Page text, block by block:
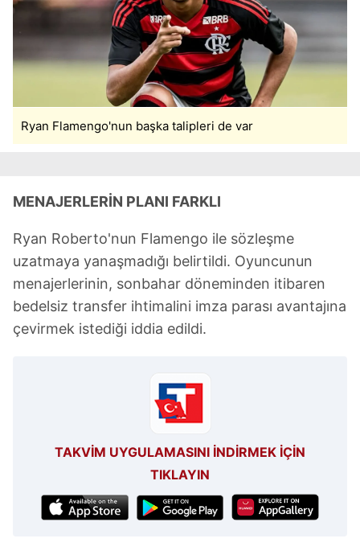
için Ayarlar butonuna tıklayabilir,Çerez Bilgilendirme
Metnimizi
ziyaret edebilirsiniz.
6698 sayılı Kişisel Verilerin Korunması Kanunu uyarınca
hazırlanmış Aydınlatma Metnimizi okumak ve sitemizde
ilgili mevzuata uygun olarak kullanılan çerezlerle ilgili bilgi
almak için lütfentıklayınız.
Ryan Flamengo'nun başka talipleri de var
MENAJERLERİN PLANI FARKLI
Ryan Roberto'nun Flamengo ile sözleşme
uzatmaya yanaşmadığı belirtildi. Oyuncunun
menajerlerinin, sonbahar döneminden itibaren
bedelsiz transfer ihtimalini imza parası avantajına
çevirmek istediği iddia edildi.
TAKVİM UYGULAMASINI İNDİRMEK İÇİN
TIKLAYIN